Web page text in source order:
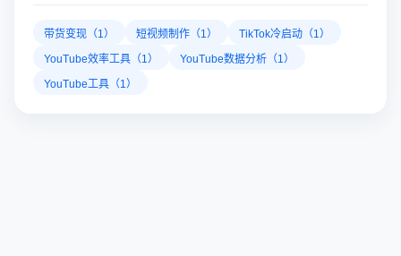
带货变现（1） 短视频制作（1）
TikTok冷启动（1）
YouTube效率工具（1）
YouTube数据分析（1）
YouTube工具（1）